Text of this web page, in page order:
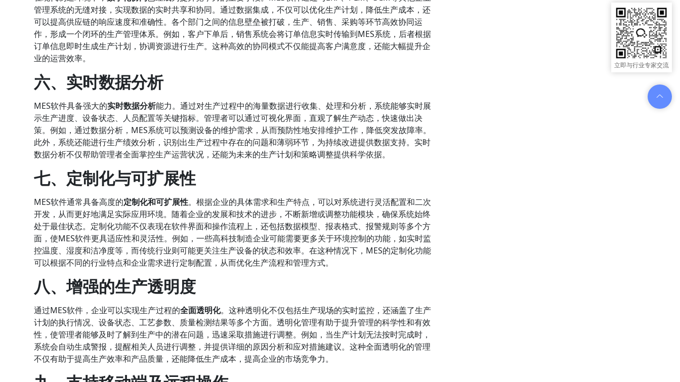
管理系统的无缝对接，实现数据的实时共享和协同。通过数据集成，不仅可以优化生产计划，降低生产成本，还
可以提高供应链的响应速度和准确性。各个部门之间的信息壁垒被打破，生产、销售、采购等环节高效协同运
作，形成一个闭环的生产管理体系。例如，客户下单后，销售系统会将订单信息实时传输到MES系统，后者根据
订单信息即时生成生产计划，协调资源进行生产。这种高效的协同模式不仅能提高客户满意度，还能大幅提升企
业的运营效率。
六、实时数据分析
MES软件具备强大的实时数据分析能力。通过对生产过程中的海量数据进行收集、处理和分析，系统能够实时展
示生产进度、设备状态、人员配置等关键指标。管理者可以通过可视化界面，直观了解生产动态，快速做出决
策。例如，通过数据分析，MES系统可以预测设备的维护需求，从而预防性地安排维护工作，降低突发故障率。
此外，系统还能进行生产绩效分析，识别出生产过程中存在的问题和薄弱环节，为持续改进提供数据支持。实时
数据分析不仅帮助管理者全面掌控生产运营状况，还能为未来的生产计划和策略调整提供科学依据。
七、定制化与可扩展性
MES软件通常具备高度的定制化和可扩展性。根据企业的具体需求和生产特点，可以对系统进行灵活配置和二次
开发，从而更好地满足实际应用环境。随着企业的发展和技术的进步，不断新增或调整功能模块，确保系统始终
处于最佳状态。定制化功能不仅表现在软件界面和操作流程上，还包括数据模型、报表格式、报警规则等多个方
面，使MES软件更具适应性和灵活性。例如，一些高科技制造企业可能需要更多关于环境控制的功能，如实时监
控温度、湿度和洁净度等，而传统行业则可能更关注生产设备的状态和效率。在这种情况下，MES的定制化功能
可以根据不同的行业特点和企业需求进行定制配置，从而优化生产流程和管理方式。
八、增强的生产透明度
通过MES软件，企业可以实现生产过程的全面透明化。这种透明化不仅包括生产现场的实时监控，还涵盖了生产
计划的执行情况、设备状态、工艺参数、质量检测结果等多个方面。透明化管理有助于提升管理的科学性和有效
性，使管理者能够及时了解到生产中的潜在问题，迅速采取措施进行调整。例如，当生产计划无法按时完成时，
系统会自动生成警报，提醒相关人员进行调整，并提供详细的原因分析和应对措施建议。这种全面透明化的管理
不仅有助于提高生产效率和产品质量，还能降低生产成本，提高企业的市场竞争力。
立即与行业专家交流